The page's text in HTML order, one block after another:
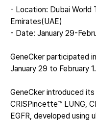
- Location: Dubai World
Emirates(UAE)
- Date: January 29-
GeneCker participated
January 29 to February
GeneCker introduced
CRISPincette™ LUNG,
EGFR, developed using